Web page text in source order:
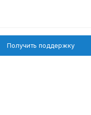
Получить поддержку